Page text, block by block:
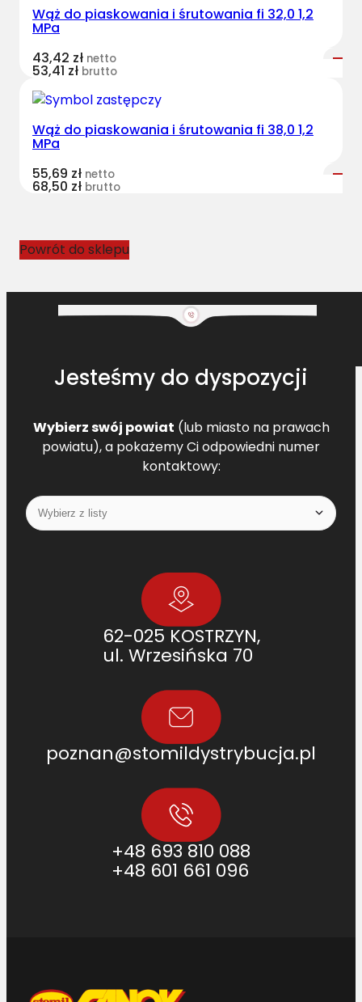
Wąż do piaskowania i śrutowania fi 32,0 1,2
MPa
43,42 zł netto
53,41 zł brutto
Wąż do piaskowania i śrutowania fi 38,0 1,2
MPa
55,69 zł netto
68,50 zł brutto
Powrót do sklepu
Jesteśmy do dyspozycji
Wybierz swój powiat (lub miasto na prawach
powiatu), a pokażemy Ci odpowiedni numer
kontaktowy:
62-025 KOSTRZYN,
ul. Wrzesińska 70
poznan@stomildystrybucja.pl
+48 693 810 088
+48 601 661 096